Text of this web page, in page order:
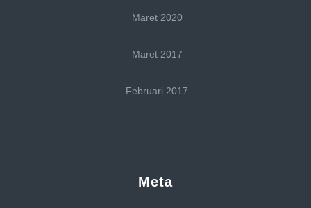
Maret 2020
Maret 2017
Februari 2017
Meta